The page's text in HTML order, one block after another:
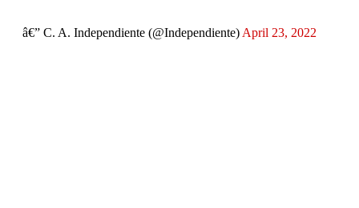
â€” C. A. Independiente (@Independiente) April 23, 2022